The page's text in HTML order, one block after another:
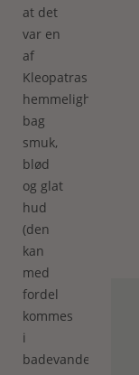
at det
var en
af
Kleopatras
hemmeligheder
bag
smuk,
blød
og glat
hud
(den
kan
med
fordel
kommes
i
badevandet,